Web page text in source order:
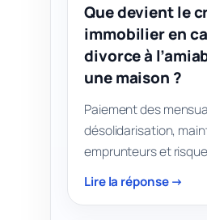
Que devient le
immobilier en
divorce à
une maison ?
Paiement des
désolidarisation,
emprunteurs et
Lire la réponse →